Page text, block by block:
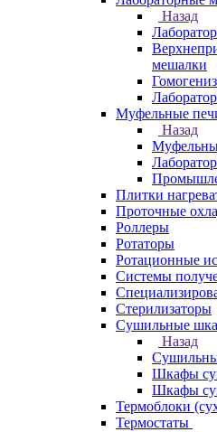
Назад
мешалки
Муфельные
Назад
Плитки
Проточные
Роллеры
Ротаторы
Ротационные
Системы
Стерилизаторы
Сушильные
Назад
Шкафы
Шкафы
Термоблоки
Термостаты